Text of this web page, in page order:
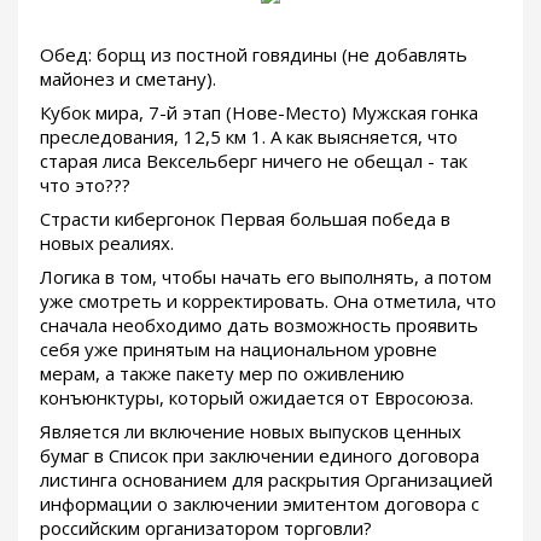
Обед: борщ из постной говядины (не добавлять
майонез и сметану).
Кубок мира, 7-й этап (Нове-Место) Мужская гонка
преследования, 12,5 км 1. А как выясняется, что
старая лиса Вексельберг ничего не обещал - так
что это???
Страсти кибергонок Первая большая победа в
новых реалиях.
Логика в том, чтобы начать его выполнять, а потом
уже смотреть и корректировать. Она отметила, что
сначала необходимо дать возможность проявить
себя уже принятым на национальном уровне
мерам, а также пакету мер по оживлению
конъюнктуры, который ожидается от Евросоюза.
Является ли включение новых выпусков ценных
бумаг в Список при заключении единого договора
листинга основанием для раскрытия Организацией
информации о заключении эмитентом договора с
российским организатором торговли?